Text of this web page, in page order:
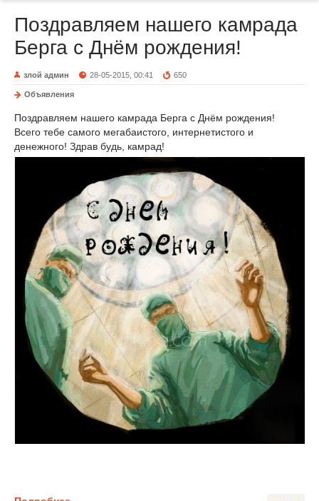
Поздравляем нашего камрада
Берга с Днём рождения!
злой админ 28-05-2015, 00:41 650
Объявления
Поздравляем нашего камрада Берга с Днём рождения!
Всего тебе самого мегабаистого, интернетистого и
денежного! Здрав будь, камрад!